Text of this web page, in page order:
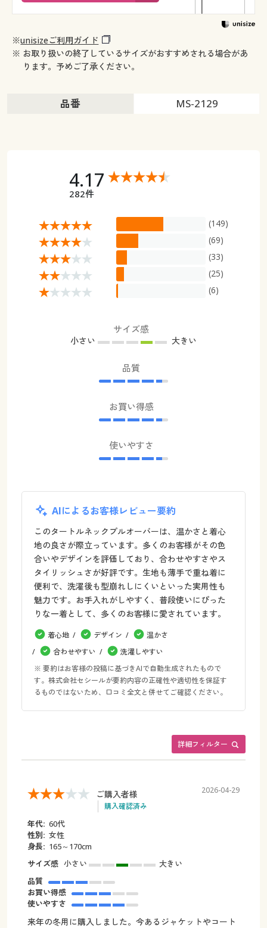
※unisizeご利用ガイド
※ お取り扱いの終了しているサイズがおすすめされる場合があ
ります。予めご了承ください。
品番 MS-2129
4.17
282件
(149)
(69)
(33)
(25)
(6)
サイズ感
小さい 大きい
品質
お買い得感
使いやすさ
AIによるお客様レビュー要約
このタートルネックプルオーバーは、温かさと着心
地の良さが際立っています。多くのお客様がその色
合いやデザインを評価しており、合わせやすさやス
タイリッシュさが好評です。生地も薄手で重ね着に
便利で、洗濯後も型崩れしにくいといった実用性も
魅力です。お手入れがしやすく、普段使いにぴった
りな一着として、多くのお客様に愛されています。
着心地 デザイン
温かさ
合わせやすい
洗濯しやすい
※ 要約はお客様の投稿に基づきAIで自動生成されたもので
す。株式会社セシールが要約内容の正確性や適切性を保証す
るものではないため、口コミ全文と併せてご確認ください。
詳細フィルター
ご購入者様
購入確認済み
2026-04-29
年代: 60代
性別: 女性
身長: 165～170cm
サイズ感 小さい
大きい
品質
お買い得感
使いやすさ
来年の冬用に購入しました。今あるジャケットやコート